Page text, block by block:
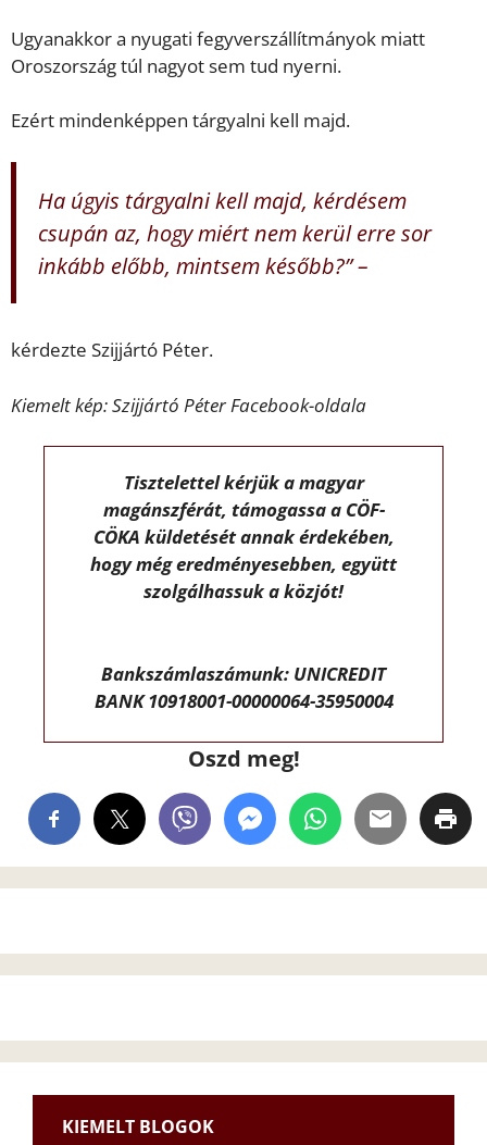
Ugyanakkor a nyugati fegyverszállítmányok miatt
Oroszország túl nagyot sem tud nyerni.
Ezért mindenképpen tárgyalni kell majd.
Ha úgyis tárgyalni kell majd, kérdésem
csupán az, hogy miért nem kerül erre sor
inkább előbb, mintsem később?” –
kérdezte Szijjártó Péter.
Kiemelt kép: Szijjártó Péter Facebook-oldala
Tisztelettel kérjük a magyar
magánszférát, támogassa a CÖF-
CÖKA küldetését annak érdekében,
hogy még eredményesebben, együtt
szolgálhassuk a közjót!
Bankszámlaszámunk: UNICREDIT
BANK 10918001-00000064-35950004
Oszd meg!
KIEMELT BLOGOK